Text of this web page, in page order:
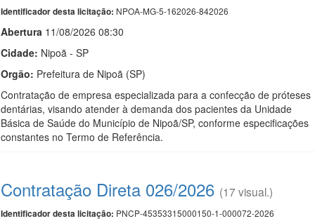
Identificador desta licitação: NPOA-MG-5-162026-842026
Abertura 11/08/2026 08:30
Cidade: Nipoã - SP
Orgão: Prefeitura de Nipoã (SP)
Contratação de empresa especializada para a confecção de próteses
dentárias, visando atender à demanda dos pacientes da Unidade
Básica de Saúde do Município de Nipoã/SP, conforme especificações
constantes no Termo de Referência.
Contratação Direta 026/2026 (17 visual.)
Identificador desta licitação: PNCP-45353315000150-1-000072-2026